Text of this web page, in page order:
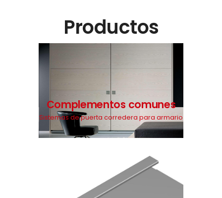
Productos
Complementos comunes
Sistemas de puerta corredera para armario